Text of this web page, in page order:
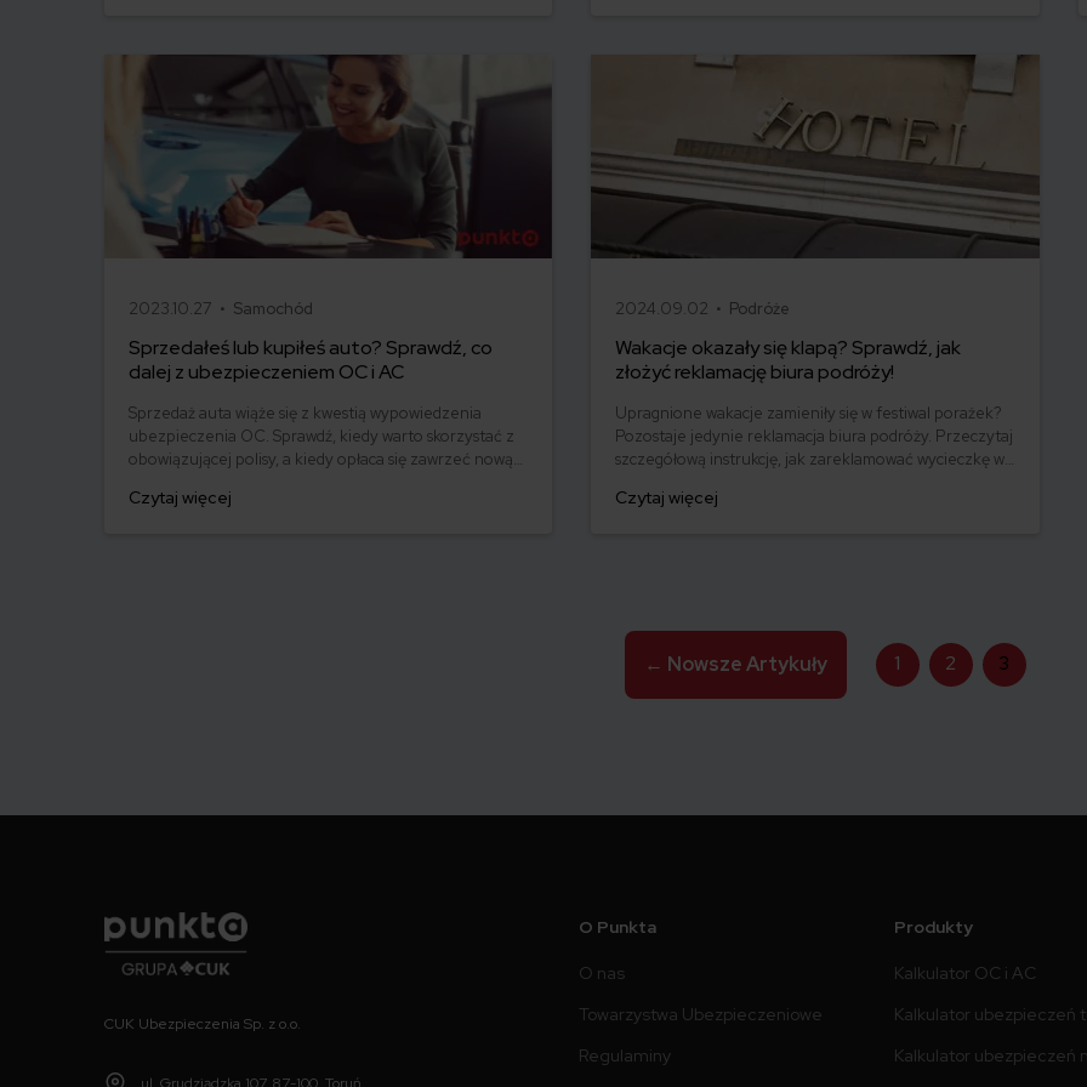
2023.10.27 • Samochód
Sprzedałeś lub kupiłeś auto? Sprawdź, co
dalej z ubezpieczeniem OC i AC
Sprzedaż auta wiąże się z kwestią wypowiedzenia
ubezpieczenia OC. Sprawdź, kiedy warto skorzystać z
obowiązującej polisy, a kiedy opłaca się zawrzeć nową
ważnego OC, musisz wykupić ubezpieczenie jeszcze
Czytaj więcej
2024.09.02 • Podróże
Wakacje okazały się klapą? Sprawdź, jak
złożyć reklamację biura podróży!
Upragnione wakacje zamieniły się w festiwal porażek?
Pozostaje jedynie reklamacja biura podróży. Przeczytaj
szczegółową instrukcję, jak zareklamować wycieczkę w
ramach rekompensaty.
Czytaj więcej
← NowszeArtykuły 1 2 3
CUK Ubezpieczenia Sp. z o.o.
ul. Grudziądzka 107, 87-100, Toruń
O Punkta
O nas
Towarzystwa Ubezpieczeniowe
Regulaminy
Produkty
Kalkulator OC i AC
Kalkulator ubezpieczeń
Kalkulator ubezpieczeń